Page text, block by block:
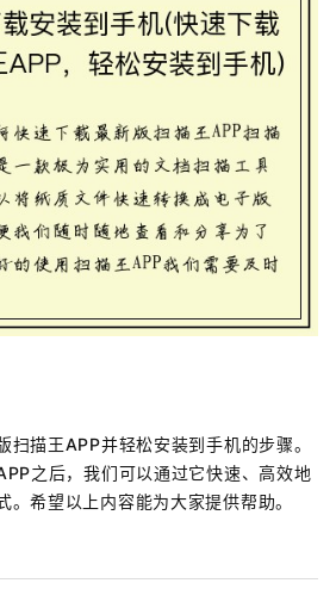
扫描王APP并轻松安装到手机的步骤。
之后，我们可以通过它快速、高效地
。希望以上内容能为大家提供帮助。